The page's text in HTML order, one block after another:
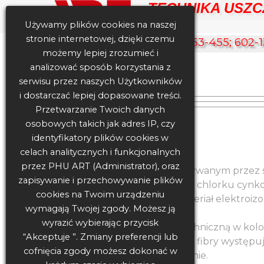
TECHNIKA
502-353-455; 602-
Fibra
Fibra jest produktem otrzymywanym przez
kąpieli w stężonym roztworze chlorku
Dobrze sprawdza się jako materiał
Posiada w sprzedaży fibrę techniczną w
nasz nie ogranicza się tylko do fibry
fibry technicznej na zamówienie.
Używamy plików cookies na naszej
stronie internetowej, dzięki czemu
możemy lepiej zrozumieć i
analizować sposób korzystania z
serwisu przez naszych Użytkowników
i dostarczać lepiej dopasowane treści.
Przetwarzanie Twoich danych
osobowych takich jak adres IP, czy
identyfikatory plików cookies w
celach analitycznych i funkcjonalnych
przez PHU ART (Administrator), oraz
zapisywanie i przechowywanie plików
cookies na Twoim urządzeniu
wymagają Twojej zgody. Możesz ją
wyrazić wybierając przycisk
“Akceptuje ”. Zmiany preferencji lub
cofnięcia zgody możesz dokonać w